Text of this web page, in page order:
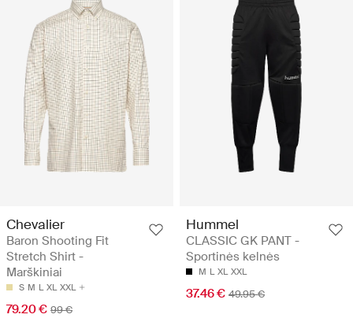
Chevalier
Baron Shooting Fit
Stretch Shirt -
Marškiniai
S M L XL XXL
79.20 € 99 €
Hummel
CLASSIC GK PANT -
Sportinės kelnės
M L XL XXL
37.46 € 49.95 €